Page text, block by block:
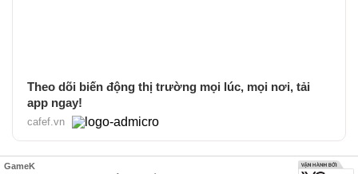
Theo dõi biến động thị trường mọi lúc, mọi nơi, tải
app ngay!
cafef.vn
GameK